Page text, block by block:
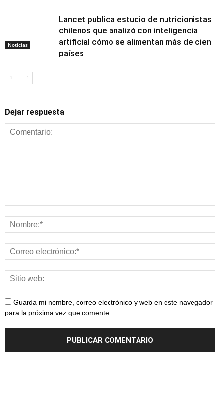
Noticias
Alimentación y
nutrición
Lancet publica estudio de nutricionistas
chilenos que analizó con inteligencia
artificial cómo se alimentan más de cien
países
Dejar respuesta
Guarda mi nombre, correo electrónico y web en este navegador
para la próxima vez que comente.